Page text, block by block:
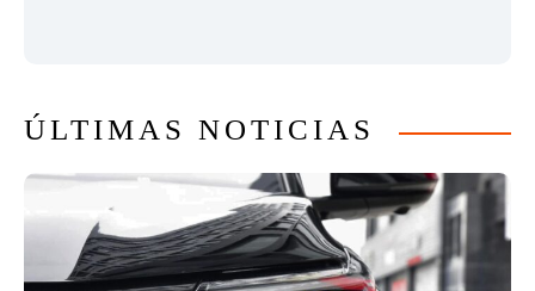
ÚLTIMAS NOTICIAS